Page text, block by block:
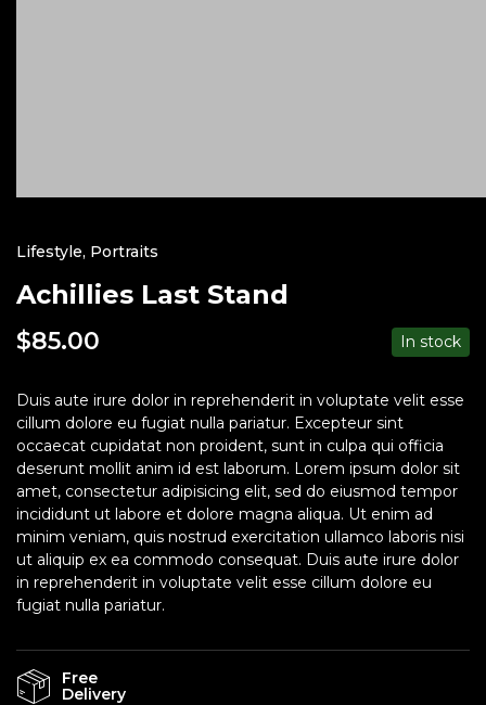
Lifestyle, Portraits
Achillies Last Stand
$85.00 In stock
Duis aute irure dolor in reprehenderit in voluptate velit esse
cillum dolore eu fugiat nulla pariatur. Excepteur sint
occaecat cupidatat non proident, sunt in culpa qui officia
deserunt mollit anim id est laborum. Lorem ipsum dolor sit
amet, consectetur adipisicing elit, sed do eiusmod tempor
incididunt ut labore et dolore magna aliqua. Ut enim ad
minim veniam, quis nostrud exercitation ullamco laboris nisi
ut aliquip ex ea commodo consequat. Duis aute irure dolor
in reprehenderit in voluptate velit esse cillum dolore eu
fugiat nulla pariatur.
Free
Delivery